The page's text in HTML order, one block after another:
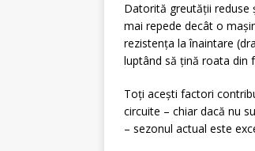
Datorită greutății reduse
mai repede decât o
rezistența la înaintare
luptând să țină roata din
Toți acești factori
circuite – chiar dacă nu
– sezonul actual este